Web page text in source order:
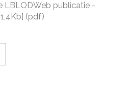
LBLODWeb publicatie -
(pdf)